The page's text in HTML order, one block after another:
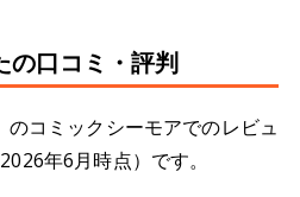
の口コミ・評判
のコミックシーモアでのレビュ
年6月時点）です。